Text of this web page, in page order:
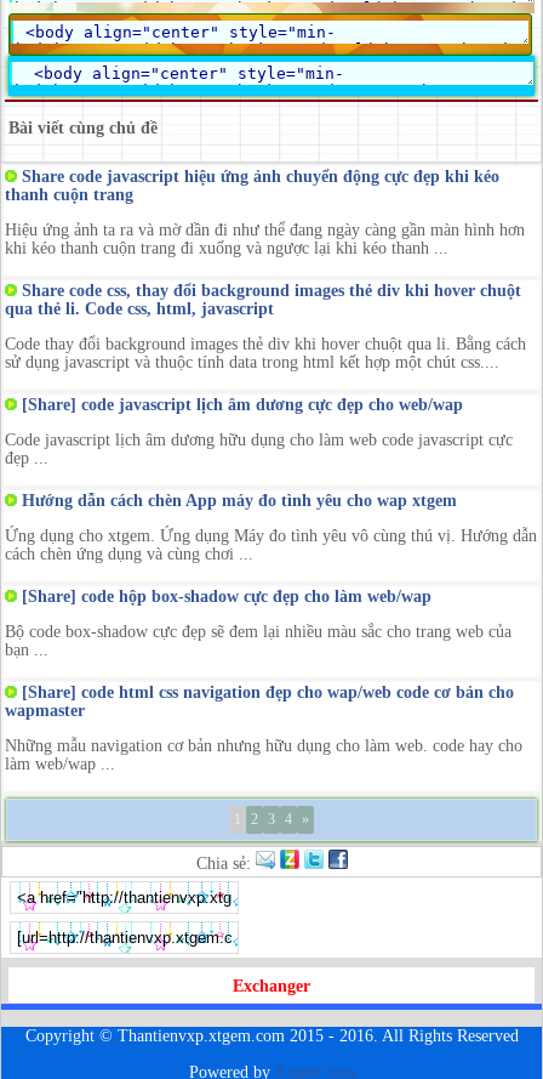
Bài viết cùng chủ đề
Share code javascript hiệu ứng ảnh chuyển động cực đẹp khi kéo
thanh cuộn trang
Hiệu ứng ảnh ta ra và mờ dần đi như thể đang ngày càng gần màn hình hơn
khi kéo thanh cuộn trang đi xuống và ngược lại khi kéo thanh ...
Share code css, thay đổi background images thẻ div khi hover chuột
qua thẻ li. Code css, html, javascript
Code thay đổi background images thẻ div khi hover chuột qua li. Bằng cách
sử dụng javascript và thuộc tính data trong html kết hợp một chút css....
[Share] code javascript lịch âm dương cực đẹp cho web/wap
Code javascript lịch âm dương hữu dụng cho làm web code javascript cực
đẹp ...
Hướng dẫn cách chèn App máy đo tình yêu cho wap xtgem
Ứng dụng cho xtgem. Ứng dụng Máy đo tình yêu vô cùng thú vị. Hướng dẫn
cách chèn ứng dụng và cùng chơi ...
[Share] code hộp box-shadow cực đẹp cho làm web/wap
Bộ code box-shadow cực đẹp sẽ đem lại nhiều màu sắc cho trang web của
bạn ...
[Share] code html css navigation đẹp cho wap/web code cơ bản cho
wapmaster
Những mẫu navigation cơ bản nhưng hữu dụng cho làm web. code hay cho
làm web/wap ...
2 3 4 »
Chia sẻ:
Exchanger
Copyright © Thantienvxp.xtgem.com 2015 - 2016. All Rights Reserved
Powered by Xtgem.com